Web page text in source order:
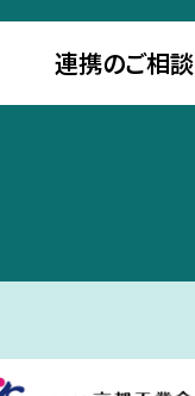
連携のご相談